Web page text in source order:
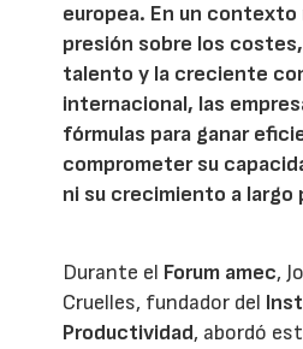
europea. En un contexto
presión sobre los
talento y la creciente
internacional, las
fórmulas para ganar
comprometer su
ni su crecimiento a largo
Durante el Forum amec,
Cruelles, fundador del
Productividad, abordó